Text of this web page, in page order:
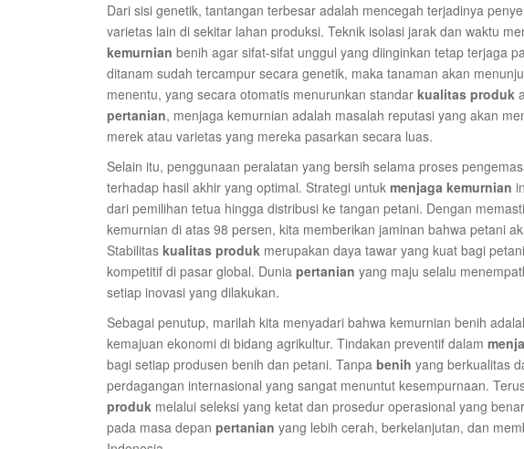
Dari sisi genetik, tantangan terbesar adalah mencegah terjadinya
varietas lain di sekitar lahan produksi. Teknik isolasi jarak dan waktu
kemurnian benih agar sifat-sifat unggul yang diinginkan tetap terjaga
ditanam sudah tercampur secara genetik, maka tanaman akan
menentu, yang secara otomatis menurunkan standar kualitas produk
pertanian, menjaga kemurnian adalah masalah reputasi yang akan
merek atau varietas yang mereka pasarkan secara luas.
Selain itu, penggunaan peralatan yang bersih selama proses
terhadap hasil akhir yang optimal. Strategi untuk menjaga kemurnian
dari pemilihan tetua hingga distribusi ke tangan petani. Dengan
kemurnian di atas 98 persen, kita memberikan jaminan bahwa petani
Stabilitas kualitas produk merupakan daya tawar yang kuat bagi
kompetitif di pasar global. Dunia pertanian yang maju selalu
setiap inovasi yang dilakukan.
Sebagai penutup, marilah kita menyadari bahwa kemurnian benih
kemajuan ekonomi di bidang agrikultur. Tindakan preventif dalam
bagi setiap produsen benih dan petani. Tanpa benih yang berkualitas
perdagangan internasional yang sangat menuntut kesempurnaan.
produk melalui seleksi yang ketat dan prosedur operasional yang
pada masa depan pertanian yang lebih cerah, berkelanjutan, dan